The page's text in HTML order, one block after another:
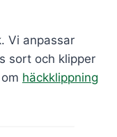
Vi anpassar
sort och klipper
häckklippning